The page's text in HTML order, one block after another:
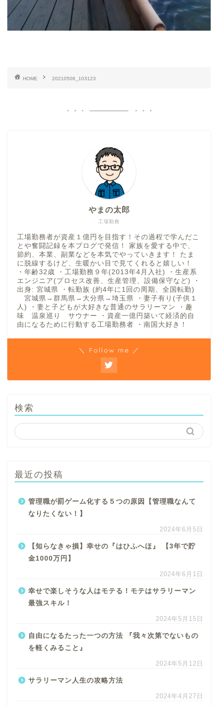
HOME 20210506_103123
工場勤務
やまの太郎
工場勤務者が資産１億円を目指す！その過程で学んだこ
とや奮闘記録を本ブログで発信！ 家族を愛する中で、
節約、本業、副業などを本気でやっていきます！ たま
に脱線するけど、生暖かい目で見てくれると嬉しい！
・年齢32歳 ・工場勤務９年(2013年4月入社) ・生産系
エンジニア(プロセス改善、生産管理、設備保守など) ・
出身: 宮城県 ・転勤族 (約4年に1回の周期、全国転勤)
宮城県→群馬県→大分県→埼玉県 ・妻子有り(子供１
人) ・妻と子どもが大好きな普通のサラリーマン ・趣
味 温泉巡り サウナー ・資産一億円築いて経済的自
由になるために行動する工場勤務者 ・南国大好き！
＼ Follow me ／
検索
最近の投稿
管理職が罰ゲーム化する５つの原因【管理職なんて
なりたくない！】
2024年6月5日
【知らなきゃ損】幸せの『はひふへほ』 【3年で貯
金1000万円】
2024年6月1日
幸せで楽しそうな人はモテる！モテはサラリーマン
最強スキル！
2024年5月15日
自由になるたった一つの方法 『我々次第でないもの
を軽くみること』
2024年5月12日
サラリーマン人生の攻略方法
2024年4月27日